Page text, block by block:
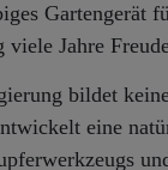
Gartengerät
viele Jahre
bildet
eine